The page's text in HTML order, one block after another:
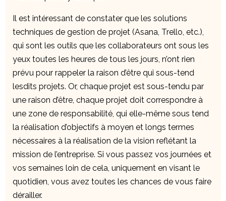
Il est intéressant de constater que les solutions
techniques de gestion de projet (Asana, Trello, etc.),
qui sont les outils que les collaborateurs ont sous les
yeux toutes les heures de tous les jours, n’ont rien
prévu pour rappeler la raison d’être qui sous-tend
lesdits projets. Or, chaque projet est sous-tendu par
une raison d’être, chaque projet doit correspondre à
une zone de responsabilité, qui elle-même sous tend
la réalisation d’objectifs à moyen et longs termes
nécessaires à la réalisation de la vision reflétant la
mission de l’entreprise. Si vous passez vos journées et
vos semaines loin de cela, uniquement en visant le
quotidien, vous avez toutes les chances de vous faire
dérailler.